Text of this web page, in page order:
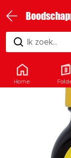
Ik zoek...
Home